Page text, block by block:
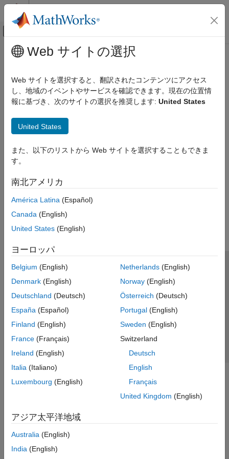
コンテンツへスキップ
オフキャンバス ナビゲーション メ
ドキュメンテーションのホーム
メインコンテンツ
Web サイトの選択
Web サイトを選択すると、翻訳されたコンテンツにアクセス
し、地域のイベントやサービスを確認できます。現在の位置情
報に基づき、次のサイトの選択を推奨します: United States
United States
また、以下のリストから Web サイトを選択することもできま
す。
南北アメリカ
América Latina (Español)
Canada (English)
United States (English)
ヨーロッパ
Belgium (English)
Denmark (English)
Deutschland (Deutsch)
España (Español)
Finland (English)
France (Français)
Ireland (English)
Italia (Italiano)
Luxembourg (English)
Netherlands(English)
Norway(English)
Österreich (Deutsch)
Portugal(English)
Sweden (English)
Switzerland
Deutsch
English
Français
United Kingdom (English)
アジア太平洋地域
Australia (English)
India (English)
トラストセンター
プライバシー ポリシー
違法コピー防止
アプリケーション ステータス
© 1994-2026 The MathWorks, Inc.